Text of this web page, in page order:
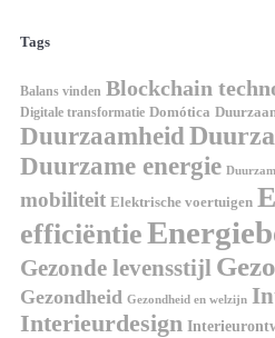
Tags
Balans vinden Blockchain
Digitale transformatie Domótica
Duurzaamheid
Duurzame energie
mobiliteit Elektrische voertuigen
efficiëntie
Gezonde levensstijl
Gezondheid Gezondheid en welzijn
Interieurdesign